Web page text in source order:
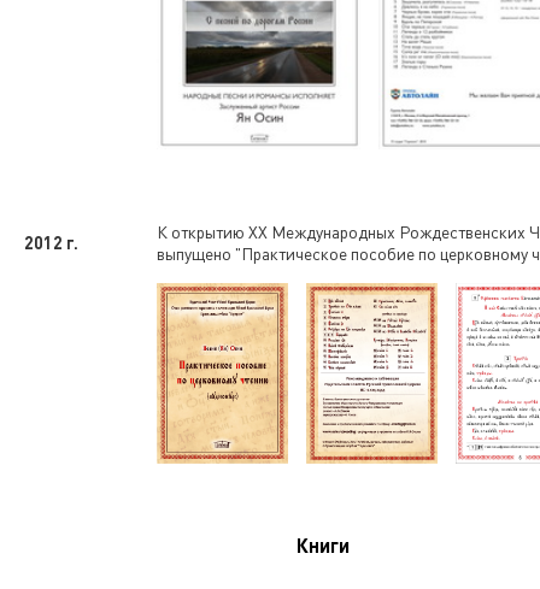
2012 г.
К открытию XX Международных Рождественских
выпущено "Практическое пособие по церковному
Книги